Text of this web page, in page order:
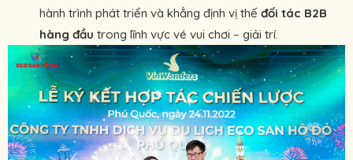
hành trình phát triển và khẳng định vị thế đối tác B2B
hàng đầu trong lĩnh vực vé vui chơi – giải trí.